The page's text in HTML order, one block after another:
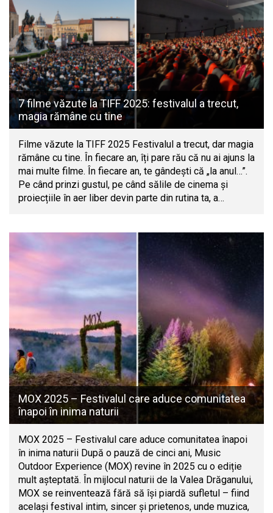
7 filme văzute la TIFF 2025: festivalul a trecut,
magia rămâne cu tine
Filme văzute la TIFF 2025 Festivalul a trecut, dar magia
rămâne cu tine. În fiecare an, îți pare rău că nu ai ajuns la
mai multe filme. În fiecare an, te gândești că „la anul…”.
Pe când prinzi gustul, pe când sălile de cinema și
proiecțiile în aer liber devin parte din rutina ta, a…
MOX 2025 – Festivalul care aduce comunitatea
înapoi în inima naturii
MOX 2025 – Festivalul care aduce comunitatea înapoi
în inima naturii După o pauză de cinci ani, Music
Outdoor Experience (MOX) revine în 2025 cu o ediție
mult așteptată. În mijlocul naturii de la Valea Drăganului,
MOX se reinventează fără să își piardă sufletul – fiind
același festival intim, sincer și prietenos, unde muzica,